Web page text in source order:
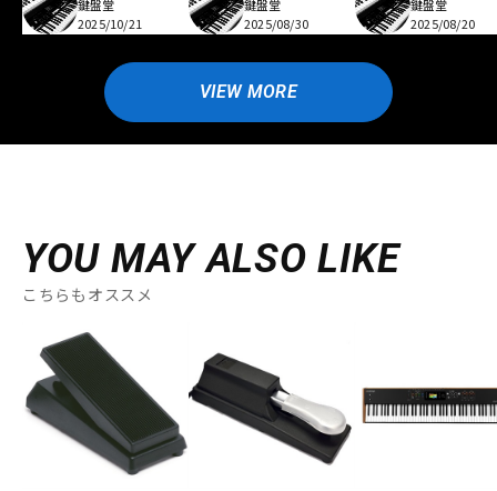
鍵盤堂
2025/10/21
鍵盤堂
2025/08/30
鍵盤堂
2025/08/20
VIEW MORE
YOU MAY ALSO LIKE
こちらもオススメ